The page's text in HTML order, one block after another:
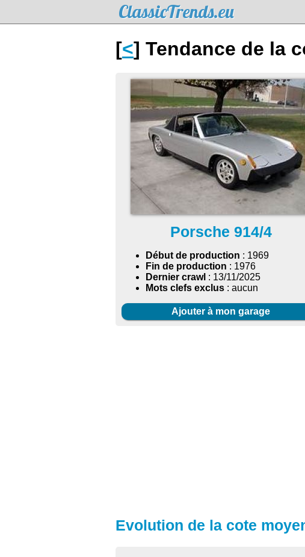
ClassicTrends.eu
[<] Tendance de la
Porsche 914/4
Début de production : 1969
Fin de production : 1976
Dernier crawl : 13/11/2025
Mots clefs exclus : aucun
Ajouter à mon garage
Evolution de la cote